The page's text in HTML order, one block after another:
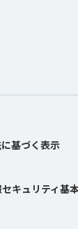
基づく表示
キュリティ基